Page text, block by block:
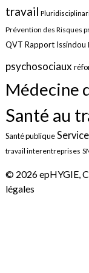
travail
Prévention des Risques
QVT Rapport Issindou
psychosociaux
Médecine
Santé au
Santé publique
travail interentreprises
© 2026 epHYGIE,
légales